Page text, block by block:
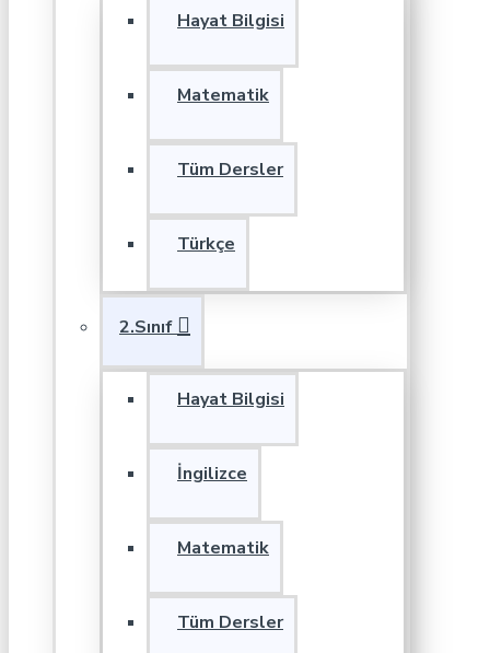
Hayat Bilgisi
Matematik
Tüm Dersler
Türkçe
2.Sınıf
Hayat Bilgisi
İngilizce
Matematik
Tüm Dersler